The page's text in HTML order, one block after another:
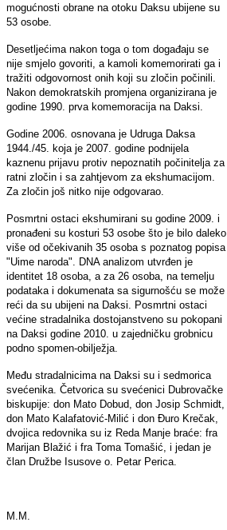
mogućnosti obrane na otoku Daksu ubijene su
53 osobe.
Desetljećima nakon toga o tom događaju se
nije smjelo govoriti, a kamoli komemorirati ga i
tražiti odgovornost onih koji su zločin počinili.
Nakon demokratskih promjena organizirana je
godine 1990. prva komemoracija na Daksi.
Godine 2006. osnovana je Udruga Daksa
1944./45. koja je 2007. godine podnijela
kaznenu prijavu protiv nepoznatih počinitelja za
ratni zločin i sa zahtjevom za ekshumacijom.
Za zločin još nitko nije odgovarao.
Posmrtni ostaci ekshumirani su godine 2009. i
pronađeni su kosturi 53 osobe što je bilo daleko
više od očekivanih 35 osoba s poznatog popisa
"Uime naroda". DNA analizom utvrđen je
identitet 18 osoba, a za 26 osoba, na temelju
podataka i dokumenata sa sigurnošću se može
reći da su ubijeni na Daksi. Posmrtni ostaci
većine stradalnika dostojanstveno su pokopani
na Daksi godine 2010. u zajedničku grobnicu
podno spomen-obilježja.
Među stradalnicima na Daksi su i sedmorica
svećenika. Četvorica su svećenici Dubrovačke
biskupije: don Mato Dobud, don Josip Schmidt,
don Mato Kalafatović-Milić i don Đuro Krečak,
dvojica redovnika su iz Reda Manje braće: fra
Marijan Blažić i fra Toma Tomašić, i jedan je
član Družbe Isusove o. Petar Perica.
M.M.